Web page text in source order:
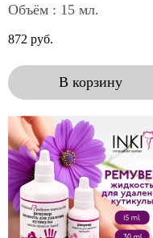
Объём : 15 мл.
872 руб.
В корзину